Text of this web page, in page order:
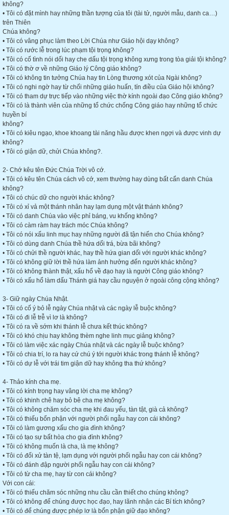
không?
• Tôi có đặt mình hay những thần tượng của tôi (tài tử, người mẫu, danh ca…)
trên Thiên
Chúa không?
• Tôi có vâng phục làm theo Lời Chúa như Giáo hội dạy không?
• Tôi có rước lễ trong lúc phạm tội trọng không?
• Tôi có cố tình nói dối hay che dấu tội trọng không xưng trong tòa giải tội không?
• Tôi có thờ ơ về những Giáo lý Công giáo không?
• Tôi có không tin tưởng Chúa hay tin Lòng thương xót của Ngài không?
• Tôi có nghi ngờ hay từ chối những giáo huấn, tín điều của Giáo hội không?
• Tôi có tham dự trực tiếp vào những việc thờ kính ngoài đạo Công giáo không?
• Tôi có là thành viên của những tổ chức chống Công giáo hay những tổ chức
huyền bí
không?
• Tôi có kiêu ngạo, khoe khoang tài năng hầu được khen ngợi và được vinh dự
không?
• Tôi có giận dữ, chửi Chúa không?.
2- Chớ kêu tên Đức Chúa Trời vô cớ.
• Tôi có kêu tên Chúa cách vô cớ, xem thường hay dùng bất cẩn danh Chúa
không?
• Tôi có chúc dữ cho người khác không?
• Tôi có xỉ vả một thánh nhân hay lạm dụng một vật thánh không?
• Tôi có danh Chúa vào việc phỉ báng, vu khống không?
• Tôi có càm ràm hay trách móc Chúa không?
• Tôi có nói xấu linh mục hay những người đã tận hiến cho Chúa không?
• Tôi có dùng danh Chúa thề hứa dối trá, bừa bãi không?
• Tôi có chửi thề người khác, hay thề hứa gian dối với người khác không?
• Tôi có không giữ lời thề hứa làm ảnh hưởng đến người khác không?
• Tôi có không thành thật, xấu hổ về đạo hay là người Công giáo không?
• Tôi có xấu hổ làm dấu Thánh giá hay cầu nguyện ở ngoài công cộng không?
3- Giữ ngày Chúa Nhật.
• Tôi có cố ý bỏ lễ ngày Chúa nhật và các ngày lễ buộc không?
• Tôi có đi lễ trễ vì lơ là không?
• Tôi có ra về sớm khi thánh lễ chưa kết thúc không?
• Tôi có khó chịu hay không thèm nghe linh mục giảng không?
• Tôi có làm việc xác ngày Chúa nhật và các ngày lễ buộc không?
• Tôi có chia trí, lo ra hay cứ chú ý tới người khác trong thánh lễ không?
• Tôi có dự lễ với trái tim giận dữ hay không tha thứ không?
4- Thảo kính cha mẹ.
• Tôi có kính trọng hay vâng lời cha mẹ không?
• Tôi có khinh chê hay bỏ bê cha mẹ không?
• Tôi có không chăm sóc cha mẹ khi đau yếu, tàn tật, già cả không?
• Tôi có thiếu bổn phận với người phối ngẫu hay con cái không?
• Tôi có làm gương xấu cho gia đình không?
• Tôi có tạo sự bất hòa cho gia đình không?
• Tôi có không muốn là cha, là mẹ không?
• Tôi có đối xử tàn tệ, lạm dụng với người phối ngẫu hay con cái không?
• Tôi có đánh đập người phối ngẫu hay con cái không?
• Tôi có từ cha mẹ, hay từ con cái không?
Với con cái:
• Tôi có thiếu chăm sóc những nhu cầu cần thiết cho chúng không?
• Tôi có không để chúng được học đạo, hay lãnh nhận các Bí tích không?
• Tôi có để chúng được phép lơ là bổn phận giữ đạo không?